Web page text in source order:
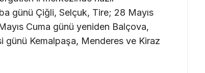
günü Çiğli, Selçuk, Tire; 28 Mayıs
Cuma günü yeniden Balçova,
günü Kemalpaşa, Menderes ve Kiraz